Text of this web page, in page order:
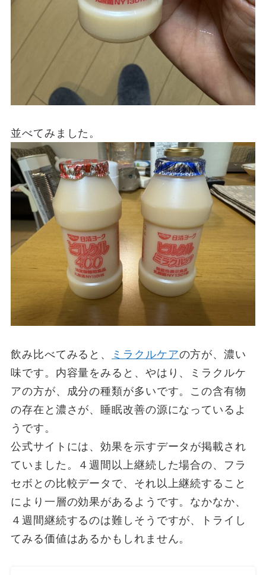
並べてみました。
飲み比べてみると、 ミラクルケアの方が、濃い
味です。内容量をみると、やはり、ミラクルケ
アの方が、成分の種類が多いです。この含有物
の存在と濃さが、睡眠改善の源になっているよ
うです。
公式サイトには、効果を示すデータが掲載され
ていました。４週間以上継続した場合の、フラ
セボとの比較データで、それ以上継続すること
により一層の効果があるようです。なかなか、
４週間継続するのは難しそうですが、トライし
てみる価値はあるかもしれません。